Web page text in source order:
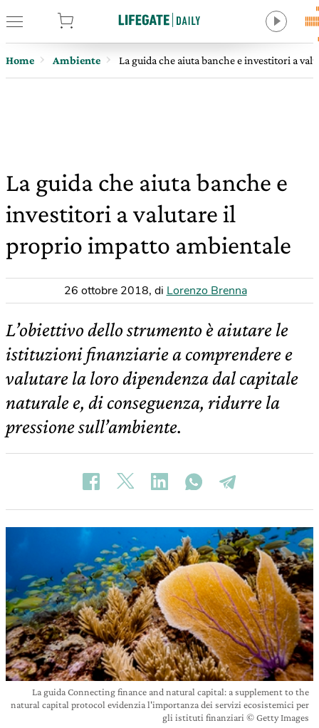
Home Ambiente La guida che aiuta banche e investitori a
La guida che aiuta banche e
investitori a valutare il
proprio impatto ambientale
26 ottobre 2018, di Lorenzo Brenna
L’obiettivo dello strumento è aiutare le
istituzioni finanziarie a comprendere e
valutare la loro dipendenza dal capitale
naturale e, di conseguenza, ridurre la
pressione sull’ambiente.
La guida Connecting finance and natural capital: a supplement to the
natural capital protocol evidenzia l'importanza dei servizi ecosistemici per
gli istituti finanziari © Getty Images